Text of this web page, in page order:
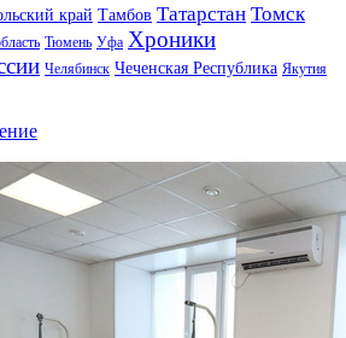
край Тамбов Татарстан Томск
Тюмень Уфа Хроники
Челябинск Чеченская Республика Якутия